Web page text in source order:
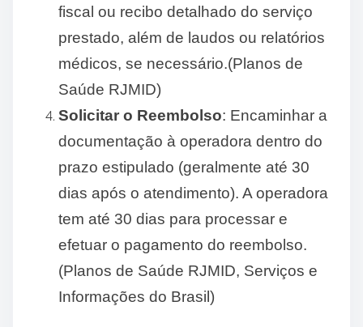
fiscal ou recibo detalhado do serviço
prestado, além de laudos ou relatórios
médicos, se necessário.(Planos de
Saúde RJMID)
Solicitar o Reembolso: Encaminhar a
documentação à operadora dentro do
prazo estipulado (geralmente até 30
dias após o atendimento). A operadora
tem até 30 dias para processar e
efetuar o pagamento do reembolso.
(Planos de Saúde RJMID, Serviços e
Informações do Brasil)